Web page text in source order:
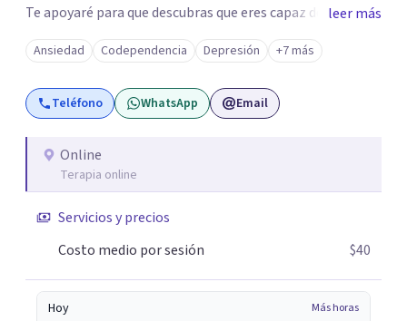
Te apoyaré para que descubras que eres capaz de
convertir los problemas en oportunidades Tú tienes
derecho a vivir con bienestar, sin culpas, sin
remordimientos y en plenitud. Con amor propio todo es
posible. En el viaje de tu vida. ¿Te das cuenta que tienes
objetivos pero también hay momentos en los que has
experimentado situaciones que no te favorecen y te
paso para encontrar soluciones.
leer más
Ansiedad Codependencia Depresión +7 más
Teléfono WhatsApp Email
Online
Terapia online
Servicios y precios
Costo medio por sesión
$40
Hoy Más horas